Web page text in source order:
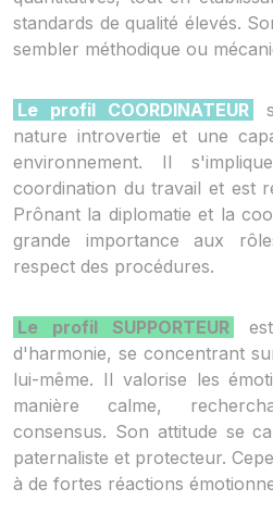
Le profil SUPPORTEUR
d'harmonie, se concentrant
lui-même. Il valorise les
manière calme,
consensus. Son attitude se
paternaliste et protecteur.
à de fortes réactions
Le profil COORDINATEUR
nature introvertie et une
environnement. Il
coordination du travail et est
Prônant la diplomatie et la
grande importance aux
respect des procédures.
standards de qualité élevés.
sembler méthodique ou